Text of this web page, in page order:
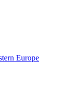
Europe